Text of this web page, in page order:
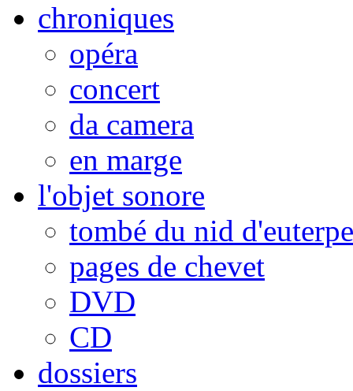
chroniques
opéra
concert
da camera
en marge
l'objet sonore
tombé du nid d'euterpe
pages de chevet
DVD
CD
dossiers